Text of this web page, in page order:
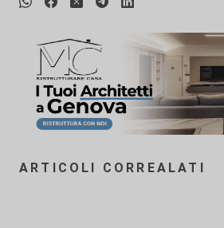
ARTICOLI CORREALATI